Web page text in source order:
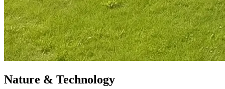
Nature & Technology